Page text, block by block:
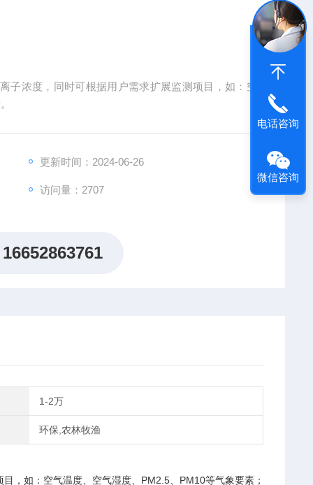
子浓度，同时可根据用户需求扩展监测项目，如：空
更新时间：2024-06-26
访问量：2707
16652863761
1-2万
环保,农林牧渔
，如：空气温度、空气湿度、 PM2.5、 PM10等气象要素；
电话咨询
微信咨询